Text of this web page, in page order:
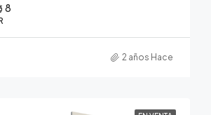
8
2 años Hace